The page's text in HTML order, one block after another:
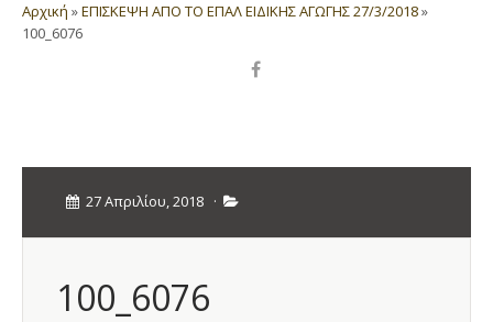
Αρχική »ΕΠΙΣΚΕΨΗ ΑΠΟ ΤΟ ΕΠΑΛ ΕΙΔΙΚΗΣ ΑΓΩΓΗΣ 27/3/2018»
100_6076
27 Απριλίου, 2018 ·
100_6076